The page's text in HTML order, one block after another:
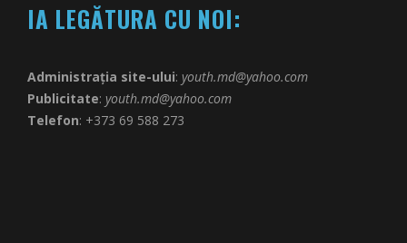
IA LEGĂTURA CU NOI:
Administrația site-ului: youth.md@yahoo.com
Publicitate: youth.md@yahoo.com
Telefon: +373 69 588 273